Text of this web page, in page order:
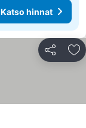
Katso hinnat
Jaa